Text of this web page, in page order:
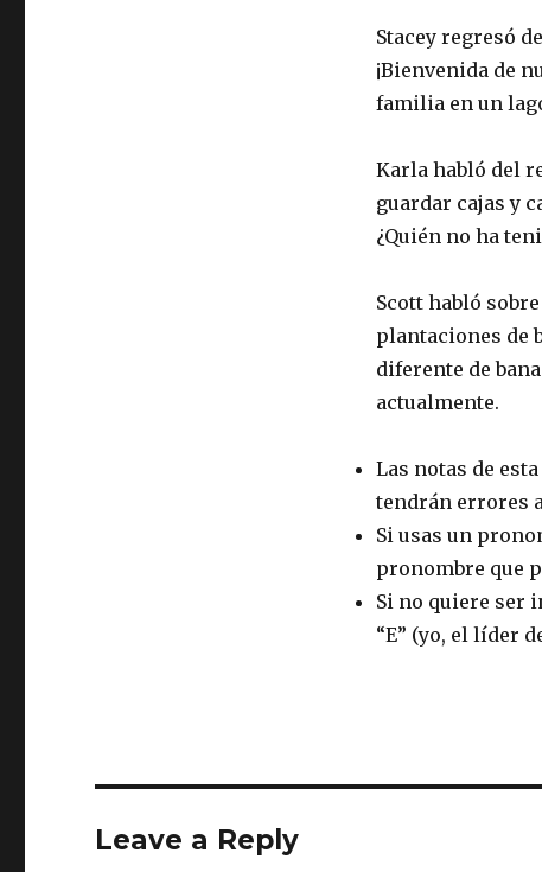
Stacey regresó
¡Bienvenida de
familia en un
Karla habló del
guardar cajas y
¿Quién no ha
Scott habló
plantaciones de
diferente de
actualmente.
Las notas de
tendrán errores
Si usas un
pronombre que
Si no quiere ser
“E” (yo, el líder
Leave a Reply